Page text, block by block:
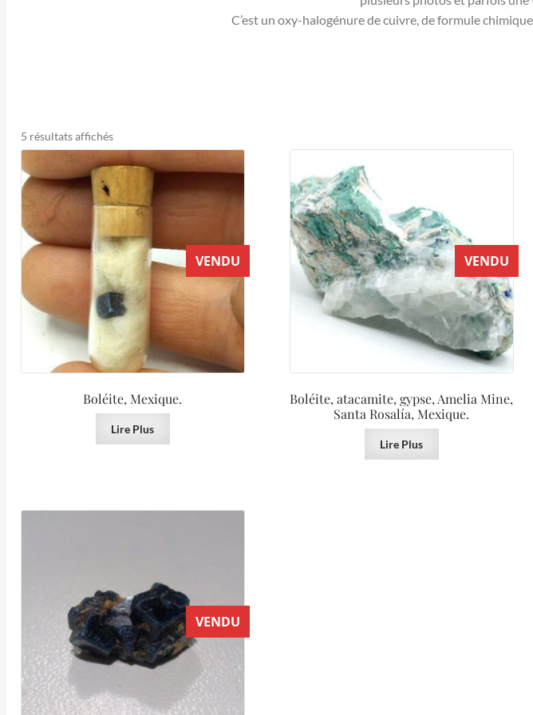
C’est un oxy-halogénure de cuivre, de formule
5 résultats affichésTrié
du
plus
récent
au
plus
ancien
VENDU
Boléite, Mexique.
Lire Plus
VENDU
Boléite, atacamite, gypse, Amelia Mine,
Santa Rosalía, Mexique.
Lire Plus
VENDU